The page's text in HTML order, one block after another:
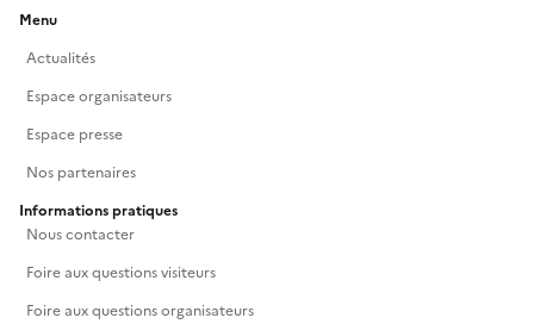
Menu
Actualités
Espace organisateurs
Espace presse
Nos partenaires
Informations pratiques
Nous contacter
Foire aux questions visiteurs
Foire aux questions organisateurs